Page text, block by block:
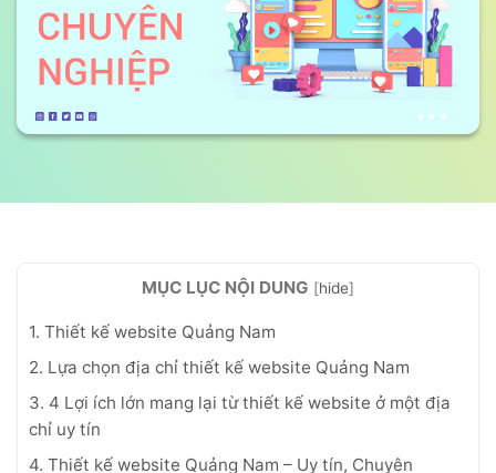
MỤC LỤC NỘI DUNG [hide]
1. Thiết kế website Quảng Nam
2. Lựa chọn địa chỉ thiết kế website Quảng Nam
3. 4 Lợi ích lớn mang lại từ thiết kế website ở một địa
chỉ uy tín
4. Thiết kế website Quảng Nam – Uy tín, Chuyên